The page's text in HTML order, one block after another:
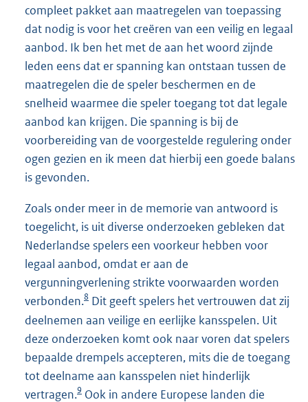
compleet pakket aan maatregelen van toepassing
dat nodig is voor het creëren van een veilig en legaal
aanbod. Ik ben het met de aan het woord zijnde
leden eens dat er spanning kan ontstaan tussen de
maatregelen die de speler beschermen en de
snelheid waarmee die speler toegang tot dat legale
aanbod kan krijgen. Die spanning is bij de
voorbereiding van de voorgestelde regulering onder
ogen gezien en ik meen dat hierbij een goede balans
is gevonden.
Zoals onder meer in de memorie van antwoord is
toegelicht, is uit diverse onderzoeken gebleken dat
Nederlandse spelers een voorkeur hebben voor
legaal aanbod, omdat er aan de
vergunningverlening strikte voorwaarden worden
verbonden.8 Dit geeft spelers het vertrouwen dat zij
deelnemen aan veilige en eerlijke kansspelen. Uit
deze onderzoeken komt ook naar voren dat spelers
bepaalde drempels accepteren, mits die de toegang
tot deelname aan kansspelen niet hinderlijk
vertragen.9 Ook in andere Europese landen die